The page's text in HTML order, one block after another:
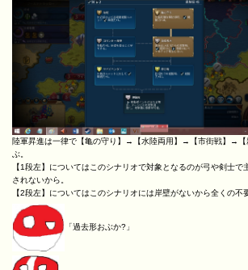
陸軍昇進は一律で【亀の守り】→【水陸両用】→【市街戦】→【
ぶ。
【1段左】についてはこのシナリオで対象となるのが弓や剣士で
されないから。
【2段左】についてはこのシナリオには岸壁がないから全くの不
「過去形おぶか?」